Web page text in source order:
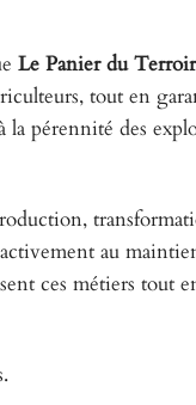
Le Panier du Terroir
tout en
pérennité des
au
ces métiers tout